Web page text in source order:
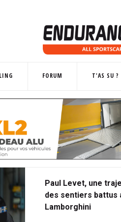
FORUM T'AS SU ?
Paul Levet, une
des sentiers battus
Lamborghini